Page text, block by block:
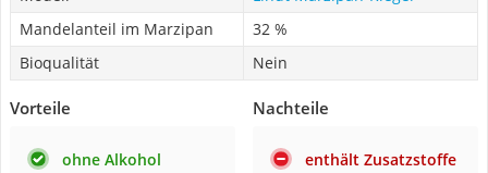
Mandelanteil im Marzipan
32 %
Bioqualität
Nein
Vorteile
ohne Alkohol
Nachteile
enthält Zusatzstoffe